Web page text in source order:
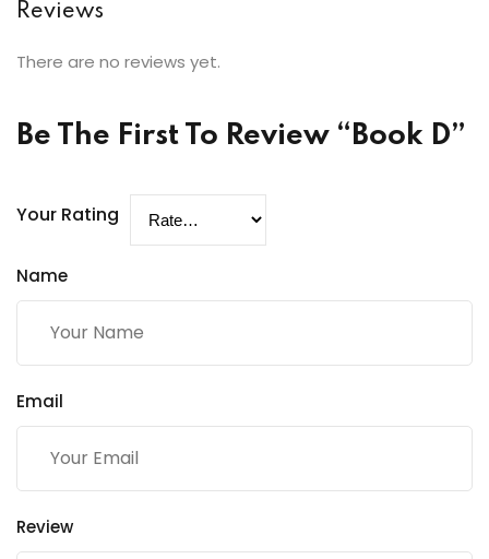
Reviews
There are no reviews yet.
Be The First To Review “Book D”
Your Rating
Name
Email
Review